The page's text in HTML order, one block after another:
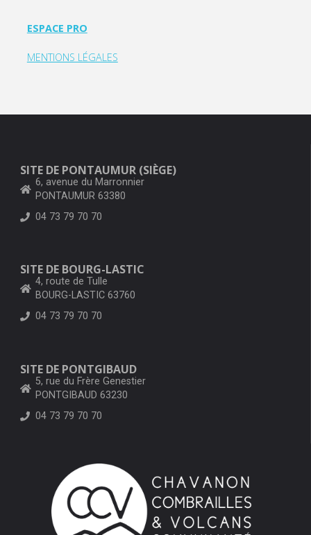
ESPACE PRO
MENTIONS LÉGALES
SITE DE PONTAUMUR (SIÈGE)
6, avenue du Marronnier
PONTAUMUR 63380
04 73 79 70 70
SITE DE BOURG-LASTIC
4, route de Tulle
BOURG-LASTIC 63760
04 73 79 70 70
SITE DE PONTGIBAUD
5, rue du Frère Genestier
PONTGIBAUD 63230
04 73 79 70 70